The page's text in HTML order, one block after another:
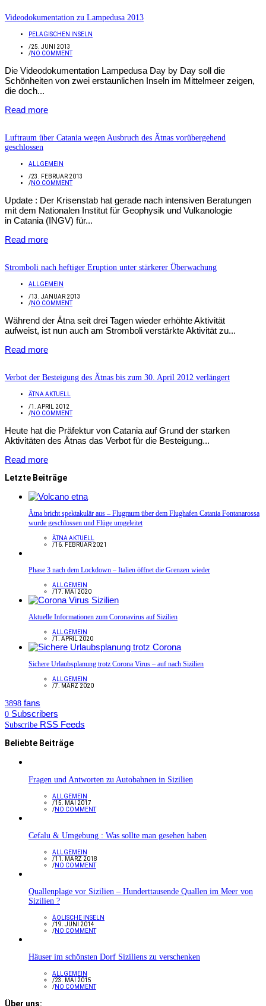
Videodokumentation zu Lampedusa 2013
PELAGISCHEN INSELN
/25. JUNI 2013
/NO COMMENT
Die Videodokumentation Lampedusa Day by Day soll die
Schönheiten von zwei erstaunlichen Inseln im Mittelmeer zeigen,
die doch...
Read more
Luftraum über Catania wegen Ausbruch des Ätnas vorübergehend
geschlossen
ALLGEMEIN
/23. FEBRUAR 2013
/NO COMMENT
Update : Der Krisenstab hat gerade nach intensiven Beratungen
mit dem Nationalen Institut für Geophysik und Vulkanologie
in Catania (INGV) für...
Read more
Stromboli nach heftiger Eruption unter stärkerer Überwachung
ALLGEMEIN
/13. JANUAR 2013
/NO COMMENT
Während der Ätna seit drei Tagen wieder erhöhte Aktivität
aufweist, ist nun auch am Stromboli verstärkte Aktivität zu...
Read more
Verbot der Besteigung des Ätnas bis zum 30. April 2012 verlängert
ÄTNA AKTUELL
/1. APRIL 2012
/NO COMMENT
Heute hat die Präfektur von Catania auf Grund der starken
Aktivitäten des Ätnas das Verbot für die Besteigung...
Read more
Letzte Beiträge
Ätna bricht spektakulär aus – Flugraum über dem Flughafen Catania Fontanarossa
wurde geschlossen und Flüge umgeleitet
ÄTNA AKTUELL
/16. FEBRUAR 2021
Phase 3 nach dem Lockdown – Italien öffnet die Grenzen wieder
ALLGEMEIN
/17. MAI 2020
Aktuelle Informationen zum Coronavirus auf Sizilien
ALLGEMEIN
/1. APRIL 2020
Sichere Urlaubsplanung trotz Corona Virus – auf nach Sizilien
ALLGEMEIN
/7. MÄRZ 2020
3898 fans
0 Subscribers
Subscribe RSS Feeds
Beliebte Beiträge
Fragen und Antworten zu Autobahnen in Sizilien
ALLGEMEIN
/15. MAI 2017
/NO COMMENT
Cefalu & Umgebung : Was sollte man gesehen haben
ALLGEMEIN
/11. MÄRZ 2018
/NO COMMENT
Quallenplage vor Sizilien – Hunderttausende Quallen im Meer von
Sizilien ?
ÄOLISCHE INSELN
/19. JUNI 2014
/NO COMMENT
Häuser im schönsten Dorf Siziliens zu verschenken
ALLGEMEIN
/23. MAI 2015
/NO COMMENT
Über uns: